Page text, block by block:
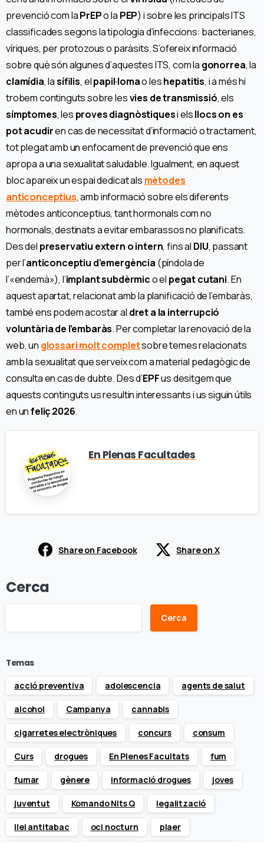
prevenció com laPrEPo la PEP) i sobre les principals ITS
classificades segons la tipologia d’infeccions: bacterianes,
víriques, per protozous o paràsits. S’ofereix informació
sobre què són algunes d’aquestes ITS, com la gonorrea, la
clamídia, lasífilis, elpapil·lomao leshepatitis, i a més hi
trobem continguts sobre lesvies de transmissió, els
símptomes, les proves diagnòstiquesi elsllocs on es
pot acudiren cas de necessitat d’informació o tractament,
tot plegat amb un enfocament de prevenció que ens
apropa a una sexualitat saludable. Igualment, en aquest
bloc apareix un espai dedicat als mètodes
anticonceptius, amb informació sobre els diferents
mètodes anticonceptius, tant hormonals com no
hormonals, destinats a evitar embarassos no planificats.
Des del preservatiu extern o intern, fins al DIU, passant
per l’anticonceptiu d’emergència (píndola de
l’«endemà»), l’implant subdèrmico el pegat cutani. En
aquest apartat, relacionat amb la planificació de l’embaràs,
també ens podem acostar al dret a la interrupció
voluntària de l’embaràs. Per completar la renovació de la
web, un glossari molt completsobre temes relacionats
amb la sexualitat que serveix com a material pedagògic de
consulta en cas de dubte. Des d’EPFus desitgem que
aquests continguts us resultin interessants i us siguin útils
en unfeliç 2026.
En Plenas Facultades
Share on Facebook Share on X
Cerca
Cerca
Temas
acció preventiva
adolescencia agents de salut
alcohol Campanya cannabis
cigarretes electròniques concurs consum
Curs drogues En Plenes Facultats fum
fumar gènere informació drogues joves
juventut Komando Nits Q legalització
llei antitabac oci nocturn plaer